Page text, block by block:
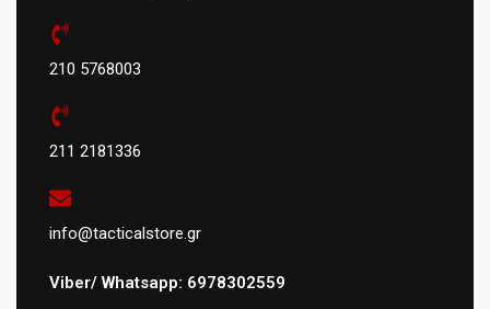
210 5768003
211 2181336
info@tacticalstore.gr
Viber/ Whatsapp: 6978302559